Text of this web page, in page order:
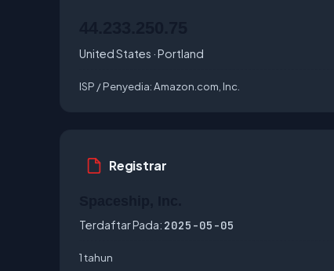
United States · Portland
ISP / Penyedia:Amazon.com, Inc.
Registrar
Terdaftar Pada: 2025-05-05
1 tahun